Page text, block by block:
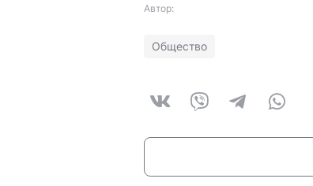
Автор:
Общество